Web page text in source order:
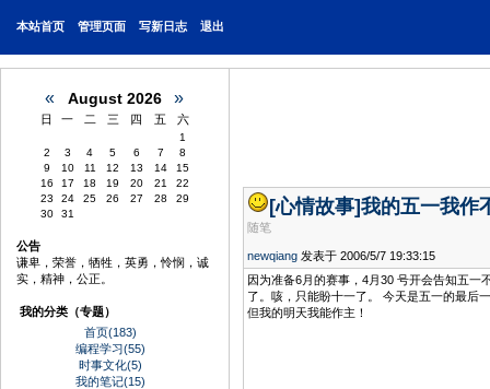
本站首页 管理页面 写新日志 退出
« August 2026 »
日 一 二 三 四 五 六
1
2
3 4 5 6 7
8
9
10 11 12 13 14
15
16
17 18 19 20 21
22
23
24 25 26 27 28
29
30
31
公告
谦卑，荣誉，牺牲，英勇，怜悯，诚
实，精神，公正。
我的分类（专题）
首页(183)
编程学习(55)
时事文化(5)
我的笔记(15)
[心情故事]我的五一我作
随笔
newqiang 发表于 2006/5/7 19:33:15
因为准备6月的赛事，4月30 号开会告知五一
了。咳，只能盼十一了。 今天是五一的最后
但我的明天我能作主！